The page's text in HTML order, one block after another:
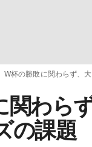
W杯の勝敗に関わらず、
関わら
の課題